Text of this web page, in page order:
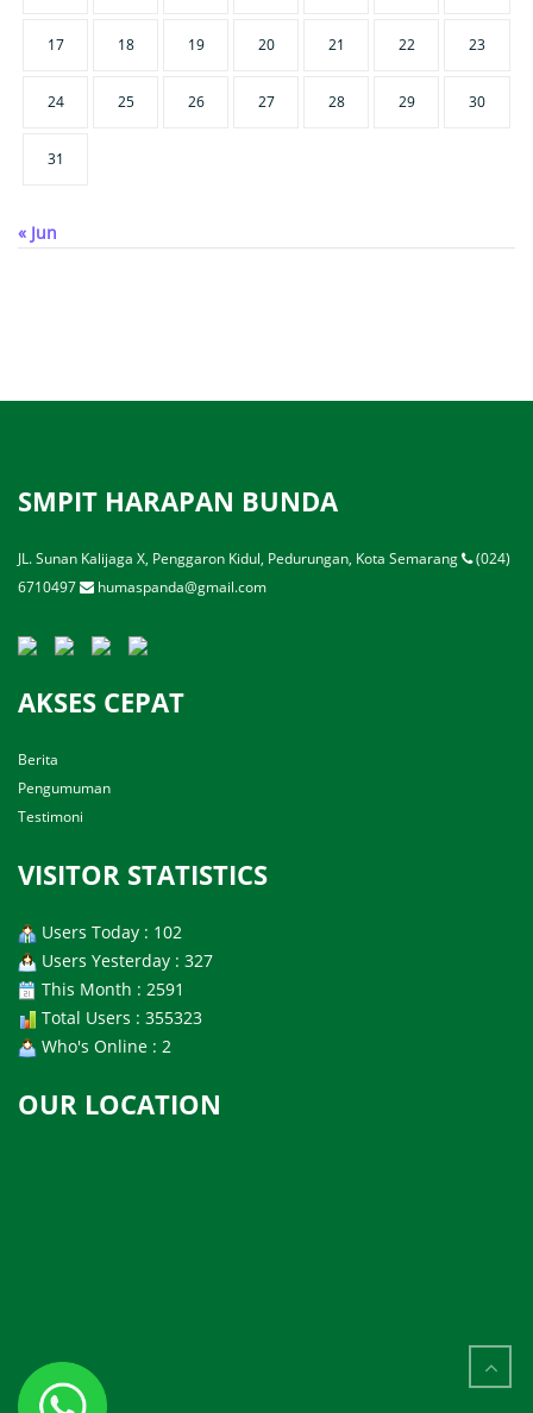
17 18 19 20 21 22 23
24 25 26 27 28 29 30
31
« Jun
SMPIT HARAPAN BUNDA
JL. Sunan Kalijaga X, Penggaron Kidul, Pedurungan, Kota Semarang
(024)
6710497
humaspanda@gmail.com
AKSES CEPAT
Berita
Pengumuman
Testimoni
VISITOR STATISTICS
Users Today : 102
Users Yesterday : 327
This Month : 2591
Total Users : 355323
Who's Online : 2
OUR LOCATION